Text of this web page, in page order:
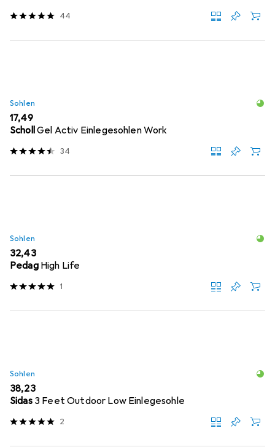
44
Sohlen
EUR
17,49
SchollGel Activ Einlegesohlen Work
34
Sohlen
EUR
32,43
Pedag High Life
1
Sohlen
EUR
38,23
Sidas 3 Feet Outdoor Low Einlegesohle
2